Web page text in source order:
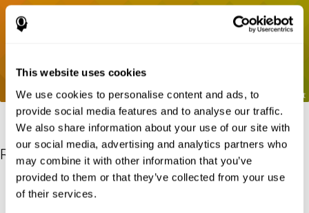
This website uses cookies
We use cookies to personalise content and ads, to
provide social media features and to analyse our traffic.
We also share information about your use of our site with
our social media, advertising and analytics partners who
may combine it with other information that you’ve
provided to them or that they’ve collected from your use
of their services.
Références
Gordon B, Caramazza A. Lexical decision for open- and closed-
class words: Failure to replicate differential frequency sensitivity.